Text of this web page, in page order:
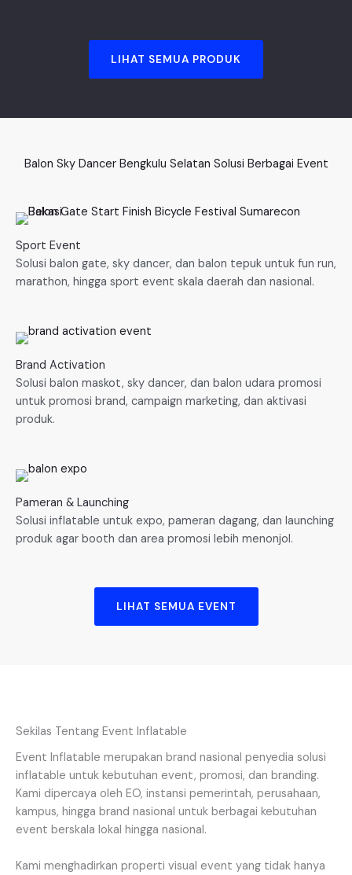
LIHAT SEMUA PRODUK
Balon Sky Dancer Bengkulu Selatan Solusi Berbagai Event
Sport Event
Solusi balon gate, sky dancer, dan balon tepuk untuk fun run,
marathon, hingga sport event skala daerah dan nasional.
Brand Activation
Solusi balon maskot, sky dancer, dan balon udara promosi
untuk promosi brand, campaign marketing, dan aktivasi
produk.
Pameran & Launching
Solusi inflatable untuk expo, pameran dagang, dan launching
produk agar booth dan area promosi lebih menonjol.
LIHAT SEMUA EVENT
Sekilas Tentang Event Inflatable
Event Inflatable merupakan brand nasional penyedia solusi
inflatable untuk kebutuhan event, promosi, dan branding.
Kami dipercaya oleh EO, instansi pemerintah, perusahaan,
kampus, hingga brand nasional untuk berbagai kebutuhan
event berskala lokal hingga nasional.
Kami menghadirkan properti visual event yang tidak hanya